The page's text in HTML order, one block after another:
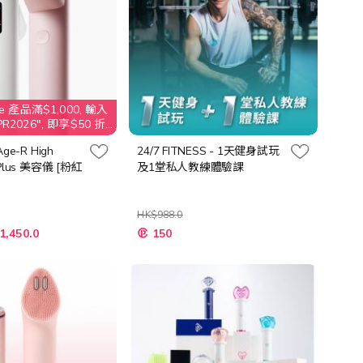
產品滿$1,000, 輸入
即享$50 折
R High
美容儀 [粉紅
24/7 FITNESS - 1天健身試玩
及1堂私人教練體驗課
HK$988.0
特
殊 150